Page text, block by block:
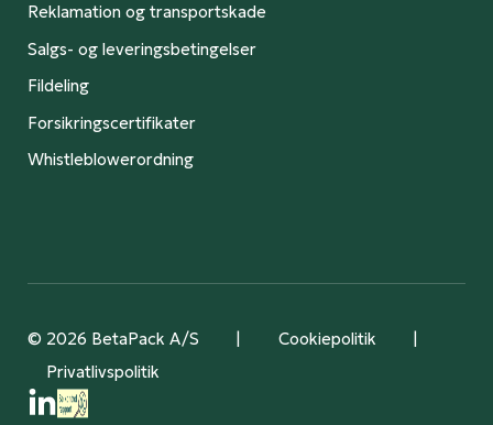
Reklamation og transportskade
Salgs- og leveringsbetingelser
Fildeling
Forsikringscertifikater
Whistleblowerordning
© 2026 BetaPack A/S | Cookiepolitik
|
Privatlivspolitik
Følg